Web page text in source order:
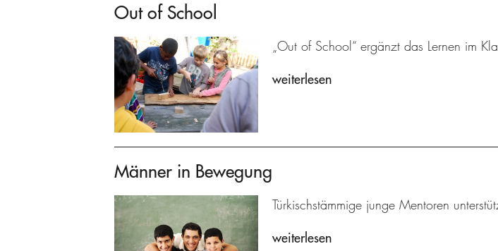
Out of School
„Out of School“ ergänzt das Lernen im
weiterlesen
Männer in Bewegung
Türkischstämmige junge Mentoren
weiterlesen